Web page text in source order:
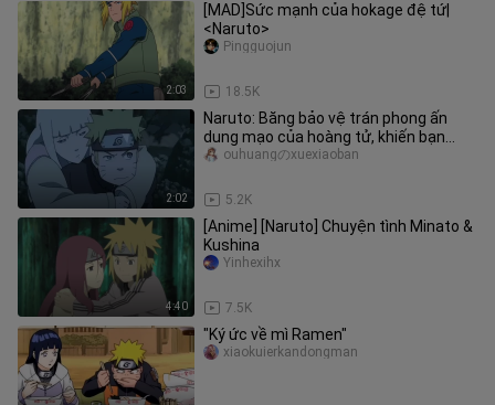
2:03
[MAD]Sức mạnh của hokage đệ tứ|
<Naruto>
18.5K
Pingguojun
2:02
Naruto: Băng bảo vệ trán phong ấn
dung mạo của hoàng tử, khiến bạn
không biết Naruto đẹp trai đến mứ
5.2K
ouhuangのxuexiaoban
4:40
[Anime] [Naruto] Chuyện tình Minato &
Kushina
7.5K
Yinhexihx
"Ký ức về mì Ramen"
xiaokuierkandongman